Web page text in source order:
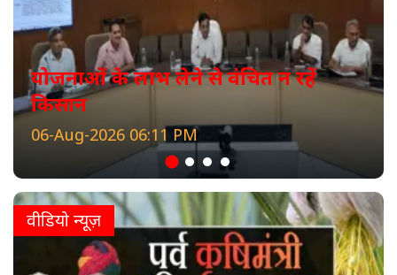
योजनाओं के लाभ लेने से वंचित न रहें
किसान
06-Aug-2026 06:11 PM
वीडियो न्यूज़